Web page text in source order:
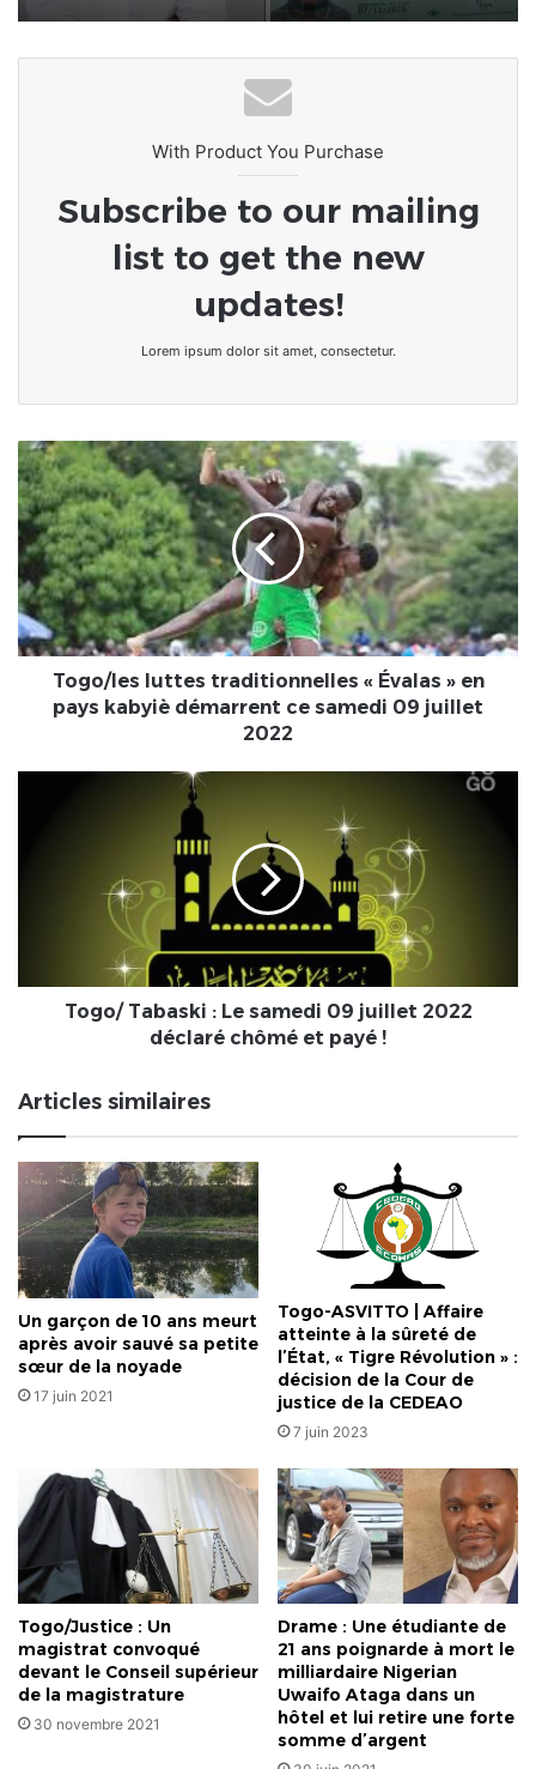
With Product You Purchase
Subscribe to our mailing
list to get the new
updates!
Lorem ipsum dolor sit amet, consectetur.
Togo/les
luttes
traditionnelles
« Évalas »
en
pays
kabyiè
démarrent
ce
samediTogo/les luttes traditionnelles « Évalas » en
pays kabyiè démarrent ce samedi 09 juillet
2022
déclaré
Togo/ Tabaski : Le samedi 09 juillet 2022
déclaré chômé et payé !
Articles similaires
Un garçon de 10 ans meurt
après avoir sauvé sa petite
sœur de la noyade
17 juin 2021
Togo-ASVITTO | Affaire
atteinte à la sûreté de
l’État, « Tigre Révolution » :
décision de la Cour de
justice de la CEDEAO
7 juin 2023
Togo/Justice : Un
magistrat convoqué
devant le Conseil supérieur
de la magistrature
30 novembre 2021
Drame : Une étudiante de
21 ans poignarde à mort le
milliardaire Nigerian
Uwaifo Ataga dans un
hôtel et lui retire une forte
somme d’argent